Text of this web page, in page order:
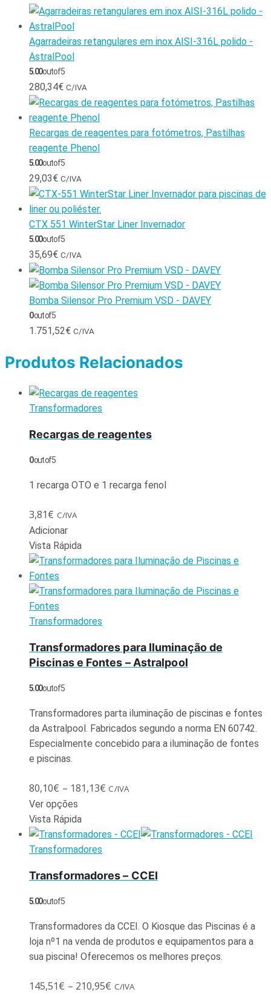
Agarradeiras retangulares em inox AISI-316L polido -
AstralPool
5.00out of 5
280,34€ C/IVA
Recargas de reagentes para fotómetros, Pastilhas
reagente Phenol
5.00out of 5
29,03€ C/IVA
CTX 551 WinterStar Liner Invernador
5.00out of 5
35,69€ C/IVA
Bomba Silensor Pro Premium VSD - DAVEY
0out of 5
1.751,52€ C/IVA
Produtos Relacionados
Transformadores
Recargas de reagentes
0out of 5
1 recarga OTO e 1 recarga fenol
3,81€ C/IVA
Adicionar
Vista Rápida
Transformadores
Transformadores para Iluminação de
Piscinas e Fontes – Astralpool
5.00out of 5
Transformadores parta iluminação de piscinas e fontes
da Astralpool. Fabricados segundo a norma EN 60742.
Especialmente concebido para a iluminação de fontes
e piscinas.
80,10€ – 181,13€ C/IVA
Ver opções
Vista Rápida
Transformadores
Transformadores – CCEI
5.00out of 5
Transformadores da CCEI. O Kiosque das Piscinas é a
loja nº1 na venda de produtos e equipamentos para a
sua piscina! Oferecemos os melhores preços.
145,51€ – 210,95€ C/IVA